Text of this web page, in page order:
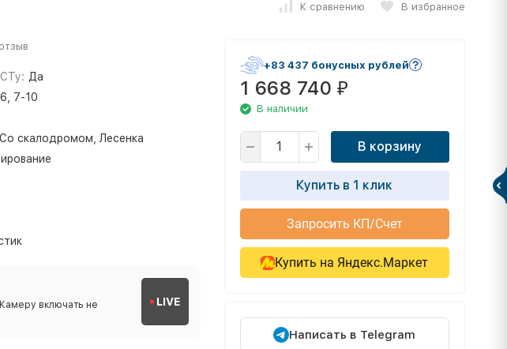
К сравнению В избранное
Да
7-10
скалодромом, Лесенка
включать не
LIVE
+83 437 бонусных рублей
1 668 740 ₽
В наличии
В корзину
Купить в 1 клик
Запросить КП/Счет
Купить на Яндекс.Маркет
Написать в Telegram